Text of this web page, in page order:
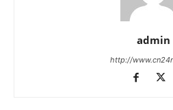
admin
http://